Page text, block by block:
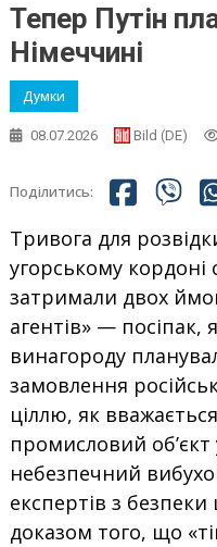
Тепер Путін
Німеччині
Думки
08.07.2026 Bild (DE)
Поділитись:
Тривога для
угорському кордоні
затримали двох
агентів» — посіпак,
винагороду
замовлення
ціллю, як
промисловий
небезпечний
експертів з
доказом того, що